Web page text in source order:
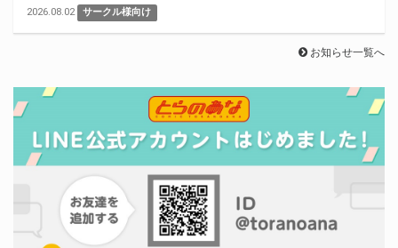
2026.08.02 サークル様向け
お知らせ一覧へ